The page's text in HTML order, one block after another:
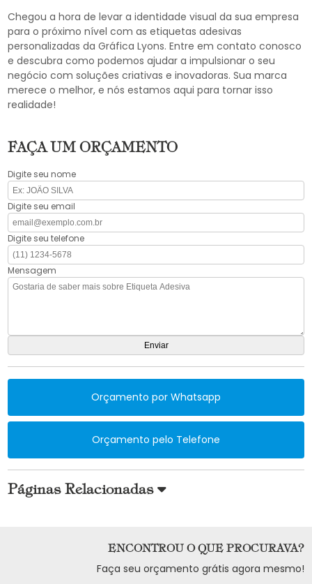
Chegou a hora de levar a identidade visual da sua empresa
para o próximo nível com as etiquetas adesivas
personalizadas da Gráfica Lyons. Entre em contato conosco
e descubra como podemos ajudar a impulsionar o seu
negócio com soluções criativas e inovadoras. Sua marca
merece o melhor, e nós estamos aqui para tornar isso
realidade!
FAÇA UM ORÇAMENTO
Digite seu nome
Digite seu email
Digite seu telefone
Mensagem
Orçamento por Whatsapp
Orçamento pelo Telefone
Páginas Relacionadas
ENCONTROU O QUE PROCURAVA?
Faça seu orçamento grátis agora mesmo!